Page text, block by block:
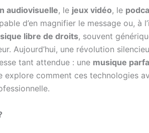
audiovisuelle, le jeux vidéo, le
d’en magnifier le message ou, à
libre de droits, souvent
Aujourd’hui, une révolution
tant attendue : une musique
comment ces technologies